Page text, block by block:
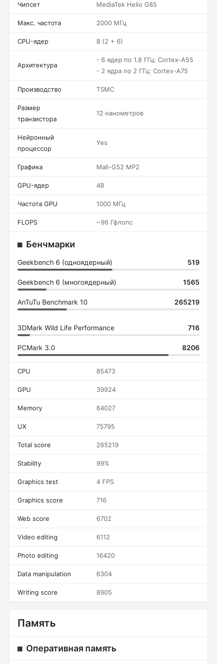
Чипсет MediaTek Helio G85
Макс. частота 2000 МГц
CPU-ядер 8 (2 + 6)
Архитектура
- 6 ядер по 1.8 ГГц: Cortex-A55
- 2 ядра по 2 ГГц: Cortex-A75
Производство TSMC
Размер
транзистора
12 нанометров
Нейронный
процессор
Yes
Графика Mali-G52 MP2
GPU-ядер 48
Частота GPU 1000 МГц
FLOPS ~96 Гфлопс
Бенчмарки
Geekbench 6 (одноядерный) 519
Geekbench 6 (многоядерный) 1565
AnTuTu Benchmark 10 265219
3DMark Wild Life Performance 716
PCMark 3.0 8206
CPU 85473
GPU 39924
Memory 64027
UX 75795
Total score 265219
Stability 99%
Graphics test 4 FPS
Graphics score 716
Web score 6702
Video editing 6112
Photo editing 16420
Data manipulation 6304
Writing score 8905
Память
Оперативная память